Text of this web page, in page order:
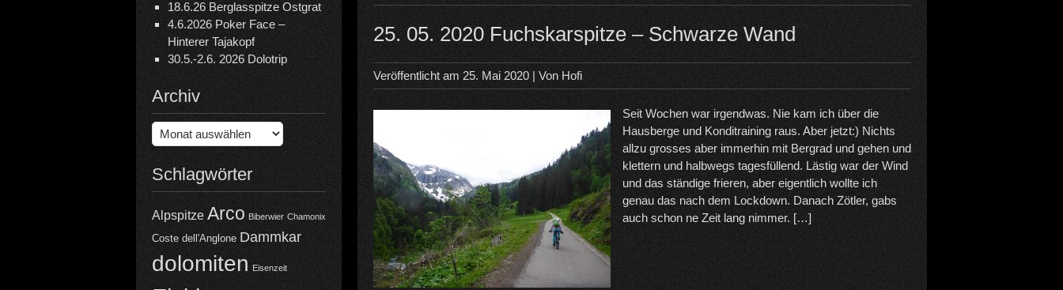
18.6.26 Berglasspitze Ostgrat
4.6.2026 Poker Face –
Hinterer Tajakopf
30.5.-2.6. 2026 Dolotrip
Archiv
Archiv
Schlagwörter
Alpspitze Arco Biberwier Chamonix
Coste dell'Anglone Dammkar
dolomiten Eisenzeit
Geierwand
–
Nebraska
25. 05. 2020 Fuchskarspitze – Schwarze Wand
Veröffentlicht am 25. Mai 2020 | Von Hofi
Seit Wochen war irgendwas. Nie kam ich über die
Hausberge und Konditraining raus. Aber jetzt:) Nichts
allzu grosses aber immerhin mit Bergrad und gehen und
klettern und halbwegs tagesfüllend. Lästig war der Wind
und das ständige frieren, aber eigentlich wollte ich
genau das nach dem Lockdown. Danach Zötler, gabs
auch schon ne Zeit lang nimmer. […]